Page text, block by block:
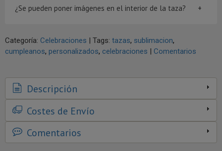
¿Se pueden poner imágenes en el interior de la taza?
Categoría: Celebraciones | Tags: tazas sublimacion
cumpleanos personalizados celebraciones | Comentarios
Descripción
Costes de Envío
Comentarios